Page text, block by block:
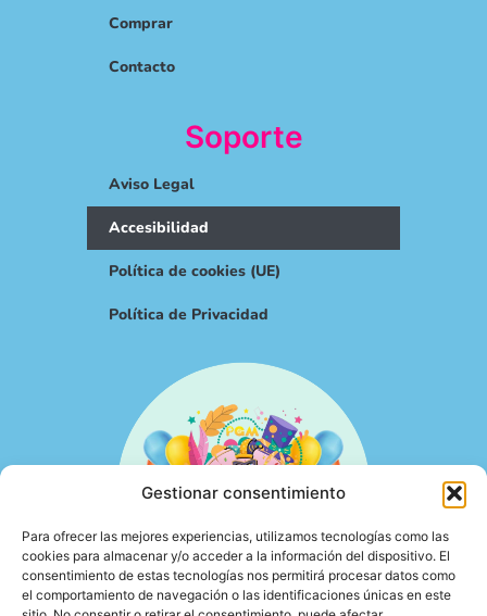
Gestionar consentimiento
Para ofrecer las mejores experiencias, utilizamos tecnologías como las
cookies para almacenar y/o acceder a la información del dispositivo. El
consentimiento de estas tecnologías nos permitirá procesar datos como
el comportamiento de navegación o las identificaciones únicas en este
Comprar
Contacto
Soporte
Aviso Legal
Accesibilidad
Política de cookies (UE)
Política de Privacidad